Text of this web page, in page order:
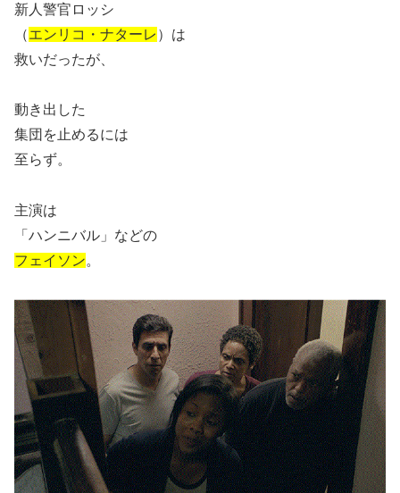
新人警官ロッシ
（エンリコ・ナターレ ）は
救いだったが、
動き出した
集団を止めるには
至らず。
主演は
「ハンニバル」などの
フェイソン。